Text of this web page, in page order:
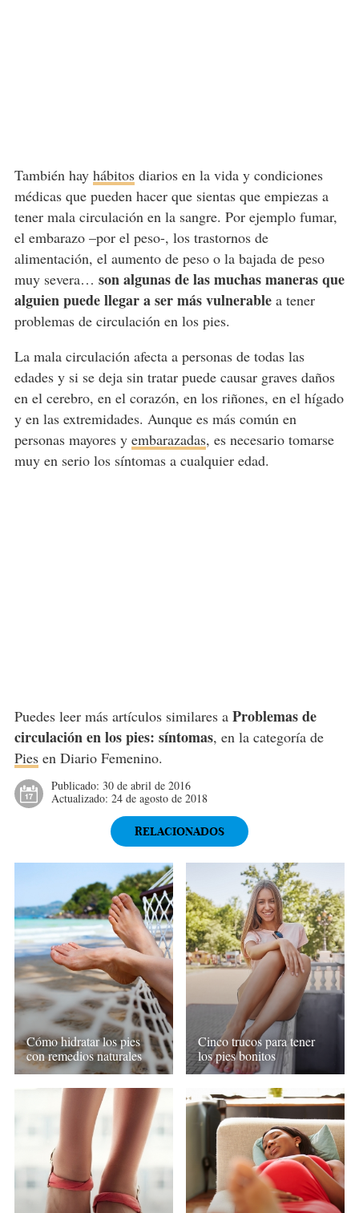
También hay hábitosdiarios en la vida y condiciones
médicas que pueden hacer que sientas que empiezas a
tener mala circulación en la sangre. Por ejemplo fumar,
el embarazo –por el peso-, los trastornos de
alimentación, el aumento de peso o la bajada de peso
muy severa… son algunas de las muchas maneras que
alguien puede llegar a ser más vulnerablea tener
problemas de circulación en los pies.
La mala circulación afecta a personas de todas las
edades y si se deja sin tratar puede causar graves daños
en el cerebro, en el corazón, en los riñones, en el hígado
y en las extremidades. Aunque es más común en
personas mayores y embarazadas, es necesario tomarse
muy en serio los síntomas a cualquier edad.
Puedes leer más artículos similares a Problemas de
circulación en los pies: síntomas, en la categoría de
Piesen Diario Femenino.
Publicado: 30 de abril de 2016
Actualizado: 24 de agosto de 2018
RELACIONADOS
Cómo hidratar los pies
con remedios naturales
Cinco trucos para tener
los pies bonitos